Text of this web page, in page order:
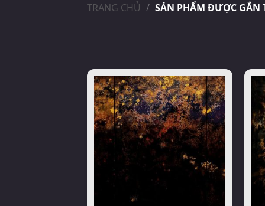
TRANG CHỦ / SẢN PHẨM ĐƯỢC GẮN